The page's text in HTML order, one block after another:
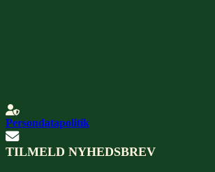
Persondatapolitik
TILMELD NYHEDSBREV